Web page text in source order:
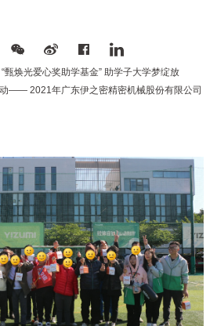
甄焕光爱心奖助学基金” 助学子大学梦绽放
—— 2021年广东伊之密精密机械股份有限公司